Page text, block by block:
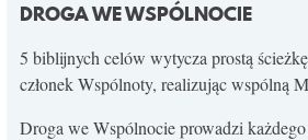
DROGA WE WSPÓLNOCIE
5 biblijnych celów wytycza prostą
członek Wspólnoty, realizując wspólną
Droga we Wspólnocie prowadzi